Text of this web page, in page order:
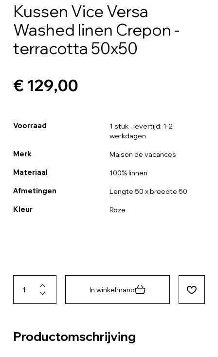
Kussen Vice Versa
Washed linen Crepon -
terracotta 50x50
€ 129,00
Voorraad 1 stuk , levertijd: 1-2
werkdagen
Merk Maison de vacances
Materiaal 100% linnen
Afmetingen Lengte 50 x breedte 50
Kleur Roze
In winkelmand
Productomschrijving